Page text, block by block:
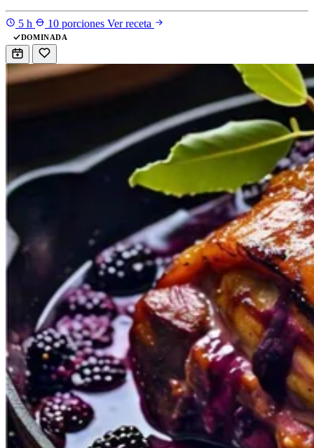
5 h 10 porciones Ver receta
DOMINADA